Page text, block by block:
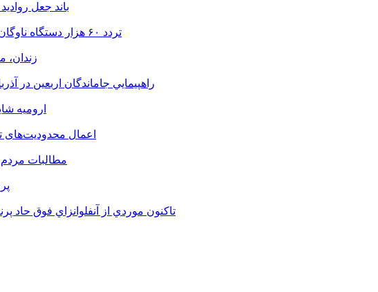
باند جعل
تردد ۶۰ هزار دستگاه ناوگان ترانزیتی از پایانه‌های مرزی آذربایجان ‌غربی
زندان،
راهپيمايي جاماندگان اربعين در
اروميه
اعمال محدودیت‌های
مطالبات مردم
تاکنون موردي از آنفلوانزاي فوق حاد